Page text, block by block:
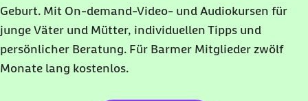
Geburt. Mit On-demand-Video- und Audiokursen für
junge Väter und Mütter, individuellen Tipps und
persönlicher Beratung. Für Barmer Mitglieder zwölf
Monate lang kostenlos.